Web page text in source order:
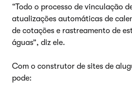
“Todo o processo de vinculação
atualizações automáticas de
de cotações e rastreamento de
águas”, diz ele.
Com o construtor de sites de
pode: